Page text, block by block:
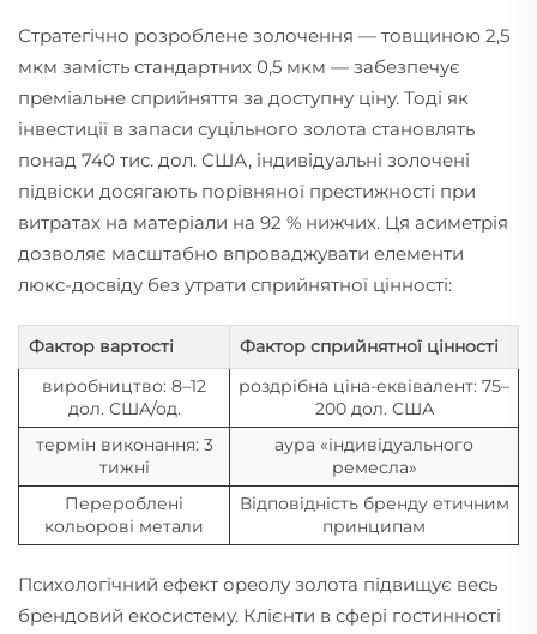
Стратегічно розроблене золочення — товщиною 2,5
мкм замість стандартних 0,5 мкм — забезпечує
преміальне сприйняття за доступну ціну. Тоді як
інвестиції в запаси суцільного золота становлять
понад 740 тис. дол. США, індивідуальні золочені
підвіски досягають порівняної престижності при
витратах на матеріали на 92 % нижчих. Ця асиметрія
дозволяє масштабно впроваджувати елементи
люкс-досвіду без утрати сприйнятної цінності:
Фактор вартості
Фактор сприйнятної цінності
виробництво: 8–12
дол. США/од.
роздрібна ціна-еквівалент: 75–
200 дол. США
термін виконання: 3
тижні
аура «індивідуального
ремесла»
Перероблені
кольорові метали
Відповідність бренду етичним
принципам
Психологічний ефект ореолу золота підвищує весь
брендовий екосистему. Клієнти в сфері гостинності